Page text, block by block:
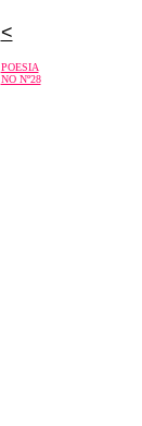
<
POESIA
NO Nº28